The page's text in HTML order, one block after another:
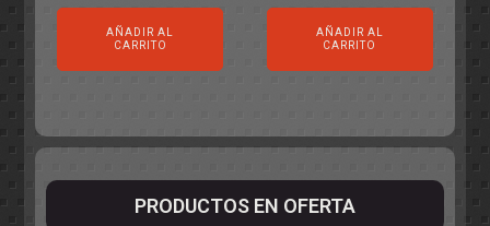
AÑADIR AL
CARRITO
AÑADIR AL
CARRITO
PRODUCTOS EN OFERTA